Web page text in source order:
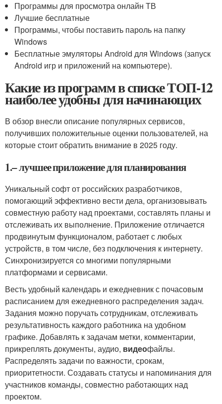
Программы для просмотра онлайн ТВ
Лучшие бесплатные
Программы, чтобы поставить пароль на папку
Windows
Бесплатные эмуляторы Android для Windows (запуск
Android игр и приложений на компьютере).
Какие из программ в списке ТОП-12
наиболее удобны для начинающих
В обзор внесли описание популярных сервисов,
получивших положительные оценки пользователей, на
которые стоит обратить внимание в 2025 году.
1.– лучшее приложение для планирования
Уникальный софт от российских разработчиков,
помогающий эффективно вести дела, организовывать
совместную работу над проектами, составлять планы и
отслеживать их выполнение. Приложение отличается
продвинутым функционалом, работает с любых
устройств, в том числе, без подключения к интернету.
Синхронизируется со многими популярными
платформами и сервисами.
Весть удобный календарь и ежедневник с почасовым
расписанием для ежедневного распределения задач.
Задания можно поручать сотрудникам, отслеживать
результативность каждого работника на удобном
графике. Добавлять к задачам метки, комментарии,
прикреплять документы, аудио, видеофайлы.
Распределять задачи по важности, срокам,
приоритетности. Создавать статусы и напоминания для
участников команды, совместно работающих над
проектом.